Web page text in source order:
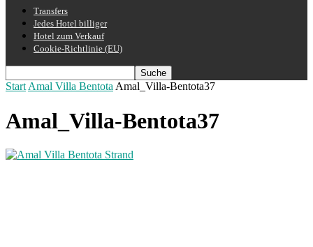
Transfers
Jedes Hotel billiger
Hotel zum Verkauf
Cookie-Richtlinie (EU)
StartAmal Villa BentotaAmal_Villa-Bentota37
Amal_Villa-Bentota37